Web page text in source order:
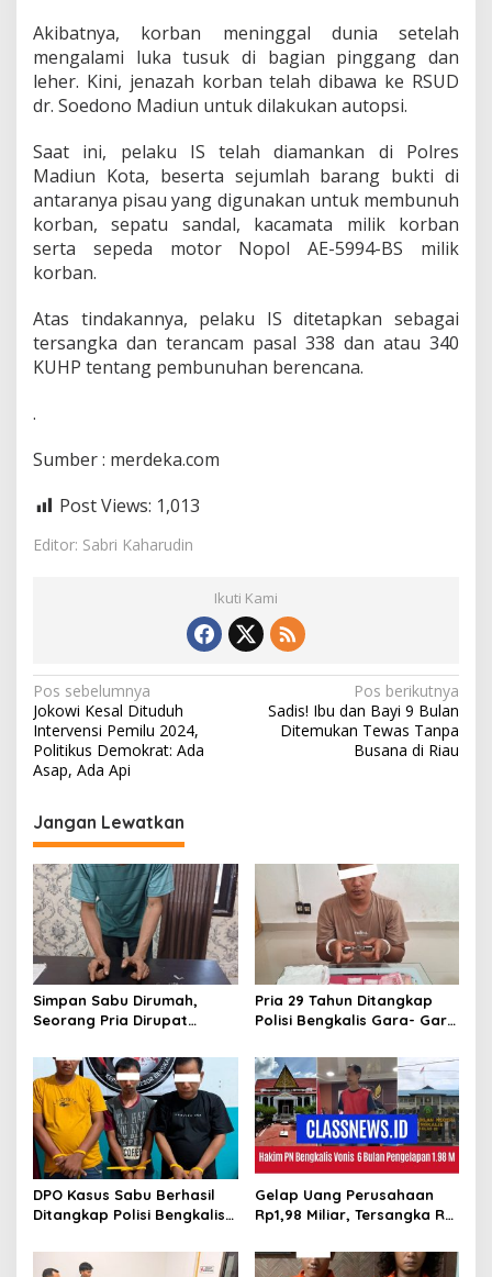
Akibatnya, korban meninggal dunia setelah
mengalami luka tusuk di bagian pinggang dan
leher. Kini, jenazah korban telah dibawa ke RSUD
dr. Soedono Madiun untuk dilakukan autopsi.
Saat ini, pelaku IS telah diamankan di Polres
Madiun Kota, beserta sejumlah barang bukti di
antaranya pisau yang digunakan untuk membunuh
korban, sepatu sandal, kacamata milik korban
serta sepeda motor Nopol AE-5994-BS milik
korban.
Atas tindakannya, pelaku IS ditetapkan sebagai
tersangka dan terancam pasal 338 dan atau 340
KUHP tentang pembunuhan berencana.
.
Sumber : merdeka.com
Post Views: 1,013
Editor: Sabri Kaharudin
Ikuti Kami
N
a
v
i
g
a
s
i
p
o
s
Pos sebelumnya
Jokowi Kesal Dituduh
Intervensi Pemilu 2024,
Politikus Demokrat: Ada
Asap, Ada Api
Pos berikutnya
Sadis! Ibu dan Bayi 9 Bulan
Ditemukan Tewas Tanpa
Busana di Riau
Jangan Lewatkan
Simpan Sabu Dirumah,
Seorang Pria Dirupat
Pria 29 Tahun Ditangkap
Polisi Bengkalis Gara- Gara
DPO Kasus Sabu Berhasil
Ditangkap Polisi Bengkalis,
Diringkus
Gelap Uang Perusahaan
Rp1,98 Miliar, Tersangka RS
PN Bengkalis, JPU Ajukan